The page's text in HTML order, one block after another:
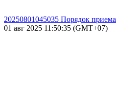
20250801045035 Порядок
01 авг 2025 11:50:35 (GMT+07)